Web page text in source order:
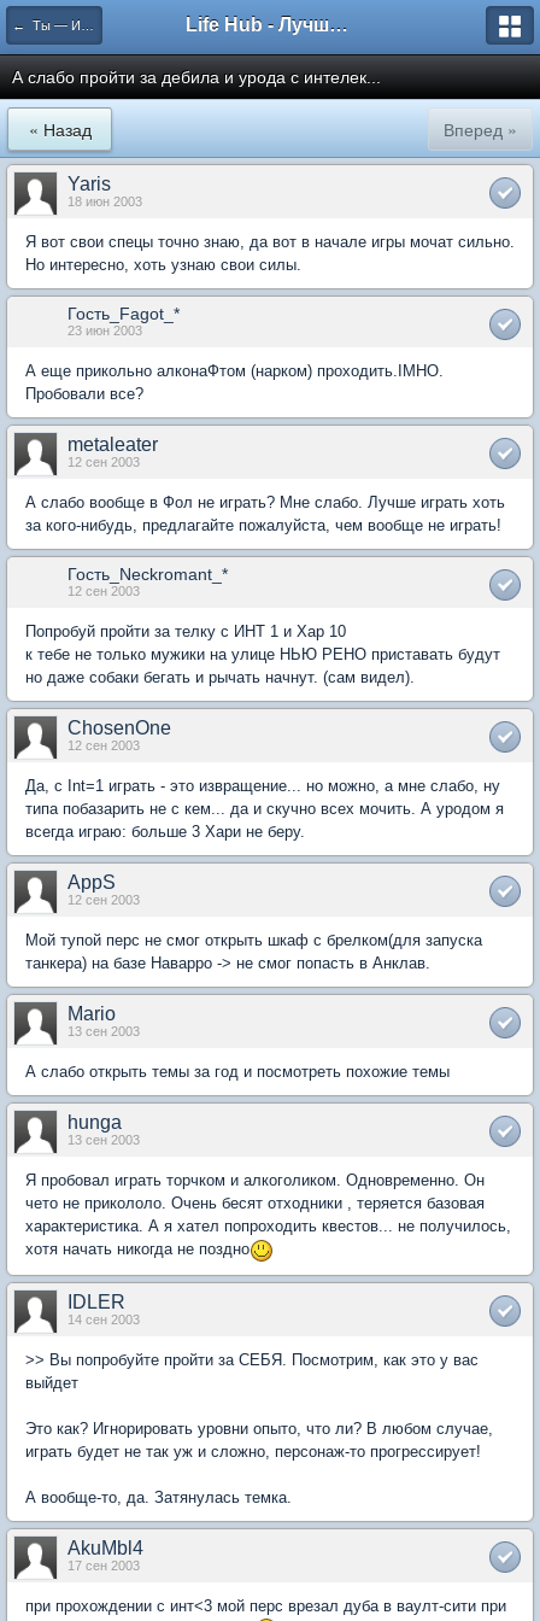
← Ты — Избранный Life Hub - Лучшие компьютерные игры мира
А слабо пройти за дебила и урода с интелек...
« Назад Вперед »
Yaris
18 июн 2003
Я вот свои спецы точно знаю, да вот в начале игры мочат сильно.
Но интересно, хоть узнаю свои силы.
Гость_Fagot_*
23 июн 2003
А еще прикольно алконаФтом (нарком) проходить.IMHO.
Пробовали все?
metaleater
12 сен 2003
А слабо вообще в Фол не играть? Мне слабо. Лучше играть хоть
за кого-нибудь, предлагайте пожалуйста, чем вообще не играть!
Гость_Neckromant_*
12 сен 2003
Попробуй пройти за телку с ИНТ 1 и Хар 10
к тебе не только мужики на улице НЬЮ РЕНО приставать будут
но даже собаки бегать и рычать начнут. (сам видел).
ChosenOne
12 сен 2003
Да, с Int=1 играть - это извращение... но можно, а мне слабо, ну
типа побазарить не с кем... да и скучно всех мочить. А уродом я
всегда играю: больше 3 Хари не беру.
AppS
12 сен 2003
Мой тупой перс не смог открыть шкаф с брелком(для запуска
танкера) на базе Наварро -> не смог попасть в Анклав.
Mario
13 сен 2003
А слабо открыть темы за год и посмотреть похожие темы
hunga
13 сен 2003
Я пробовал играть торчком и алкоголиком. Одновременно. Он
чето не прикололо. Очень бесят отходники , теряется базовая
характеристика. А я хател попроходить квестов... не получилось,
хотя начать никогда не поздно
IDLER
14 сен 2003
>> Вы попробуйте пройти за СЕБЯ. Посмотрим, как это у вас
выйдет
Это как? Игнорировать уровни опыто, что ли? В любом случае,
играть будет не так уж и сложно, персонаж-то прогрессирует!
А вообще-то, да. Затянулась темка.
AkuMbl4
17 сен 2003
при прохождении с инт<3 мой перс врезал дуба в ваулт-сити при